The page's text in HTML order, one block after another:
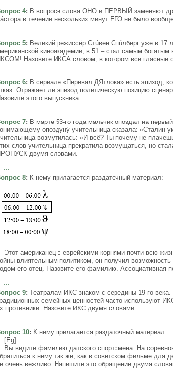
4: В вопросе слова ОНО и ПЕРВЫЙ заменяют
в течение нескольких минут ЕГО не было
5: Великий режиссёр Стúвен Спúлберг уже в
киноакадемии, в 51 – стал самым богатым
Назовите ИКСА словом, в котором все гласные
...
6: В сериале «Перевал ДЯтлова» есть эпизод,
Отражает ли эпизод политическую позицию
этого выпускника.
...
7: В марте 53-го года мальчик опоздал на
опоздунỳ учительница сказала: «Сталин
возмутилась: «И всё? Ты почему не
слов учительница прекратила возмущаться, но
двумя словами.
...
8: К нему прилагается раздаточный материал:
Этот американец с еврейскими корнями почти всю
влиятельным политиком, он получил возможность
его отец. Назовите его фамилию. Ассоциативная
9: Театралам ИКС знаком с середины 19-го
семейных ценностей часто используют
противники. Назовите ИКС двумя словами.
10: К нему прилагается раздаточный материал:
[Eg]
Вы видите фамилию датского спортсмена. На
к нему так же, как в советском фильме для
очень вежливо. Напишите это обращение двумя